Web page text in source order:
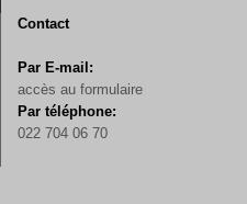
Contact
Par E-mail:
accès au formulaire
Par téléphone:
022 704 06 70